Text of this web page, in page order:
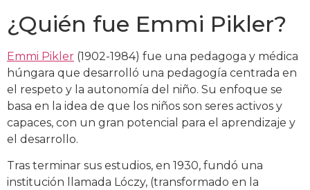
¿Quién fue Emmi Pikler?
Emmi Pikler (1902-1984) fue una pedagoga y médica
húngara que desarrolló una pedagogía centrada en
el respeto y la autonomía del niño. Su enfoque se
basa en la idea de que los niños son seres activos y
capaces, con un gran potencial para el aprendizaje y
el desarrollo.
Tras terminar sus estudios, en 1930, fundó una
institución llamada Lóczy, (transformado en la